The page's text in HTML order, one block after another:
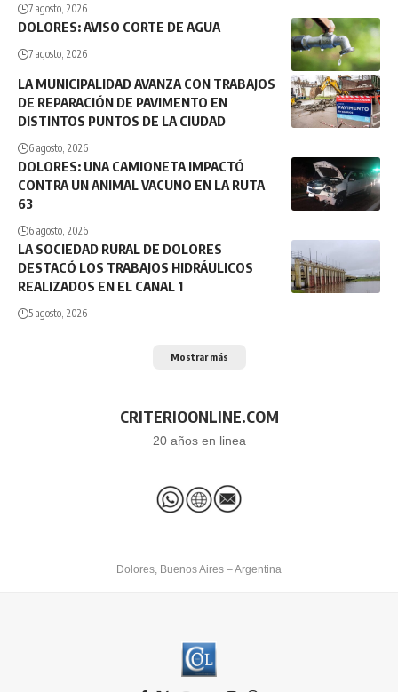
7 agosto, 2026
DOLORES: AVISO CORTE DE AGUA
7 agosto, 2026
LA MUNICIPALIDAD AVANZA CON TRABAJOS
DE REPARACIÓN DE PAVIMENTO EN
DISTINTOS PUNTOS DE LA CIUDAD
6 agosto, 2026
DOLORES: UNA CAMIONETA IMPACTÓ
CONTRA UN ANIMAL VACUNO EN LA RUTA
63
6 agosto, 2026
LA SOCIEDAD RURAL DE DOLORES
DESTACÓ LOS TRABAJOS HIDRÁULICOS
REALIZADOS EN EL CANAL 1
5 agosto, 2026
Mostrar más
CRITERIOONLINE.COM
20 años en linea
Dolores, Buenos Aires – Argentina